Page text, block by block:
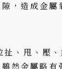
，造成金屬
、甩、壓